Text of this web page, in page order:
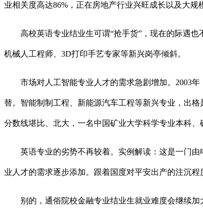
业相关度高达86%，正在房地产行业兴旺成长以及大
高校英语专业结业生可谓“抢手货”，现在的际遇也
机械人工程师、3D打印手艺专家等新兴岗亭倾斜。
市场对人工智能专业人才的需求急剧增加。2003年
替。智能制制工程、新能源汽车工程等新兴专业，出
分数线堪比、北大，一名中国矿业大学科学专业本科
英语专业的劣势不再较着。实例解读：这是一门由
业人才的需求逐步添加。跟着国度对平安出产的注沉
别的，通俗院校金融专业结业生就业难度会继续加